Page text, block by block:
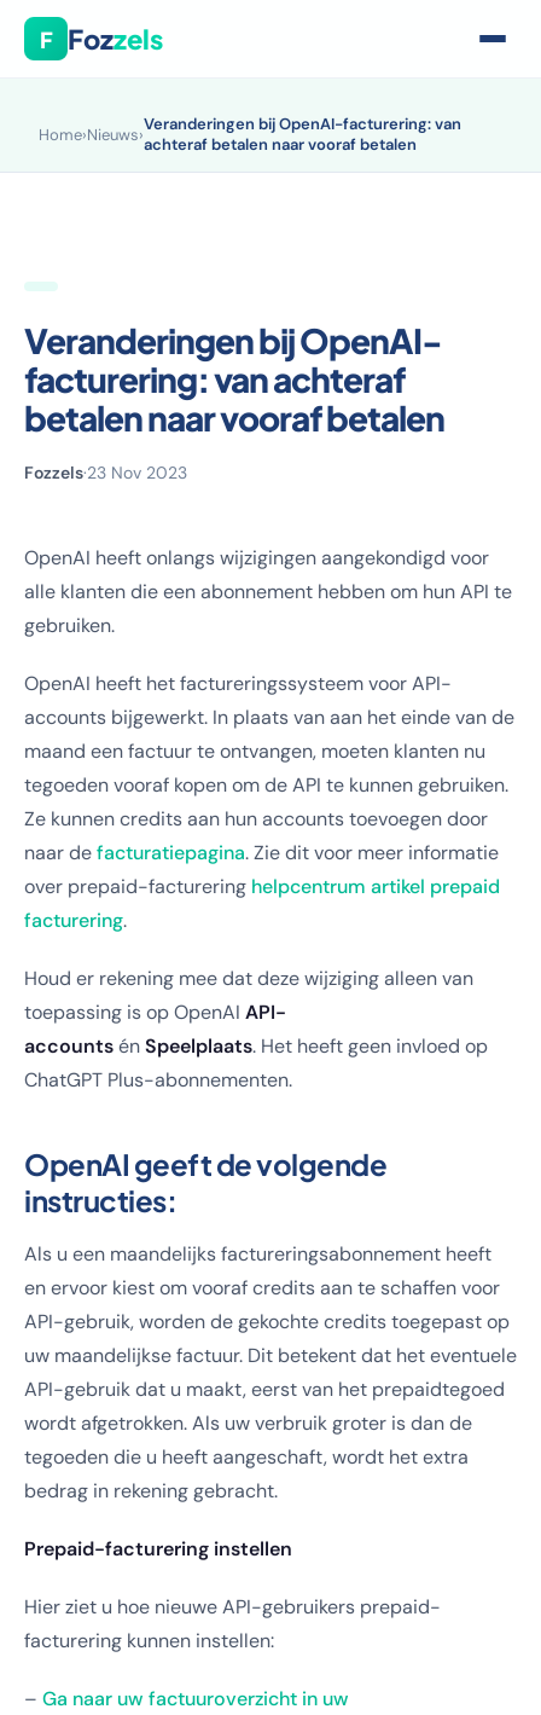
F Fozzels
Home›Nieuws›Veranderingen bij OpenAI-facturering: van
achteraf betalen naar vooraf betalen
Veranderingen bij OpenAI-
facturering: van achteraf
betalen naar vooraf betalen
Fozzels·23 Nov 2023
OpenAI heeft onlangs wijzigingen aangekondigd voor
alle klanten die een abonnement hebben om hun API te
gebruiken.
OpenAI heeft het factureringssysteem voor API-
accounts bijgewerkt. In plaats van aan het einde van de
maand een factuur te ontvangen, moeten klanten nu
tegoeden vooraf kopen om de API te kunnen gebruiken.
Ze kunnen credits aan hun accounts toevoegen door
naar defacturatiepagina. Zie dit voor meer informatie
over prepaid-facturering helpcentrum artikel prepaid
facturering.
Houd er rekening mee dat deze wijziging alleen van
toepassing is op OpenAI API-
accountsénSpeelplaats. Het heeft geen invloed op
ChatGPT Plus-abonnementen.
OpenAI geeft de volgende
instructies:
Als u een maandelijks factureringsabonnement heeft
en ervoor kiest om vooraf credits aan te schaffen voor
API-gebruik, worden de gekochte credits toegepast op
uw maandelijkse factuur. Dit betekent dat het eventuele
API-gebruik dat u maakt, eerst van het prepaidtegoed
wordt afgetrokken. Als uw verbruik groter is dan de
tegoeden die u heeft aangeschaft, wordt het extra
bedrag in rekening gebracht.
Prepaid-facturering instellen
Hier ziet u hoe nieuwe API-gebruikers prepaid-
facturering kunnen instellen:
– Ga naar uw factuuroverzicht in uw